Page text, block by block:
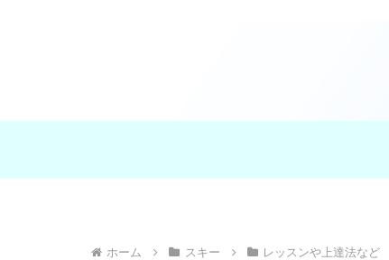
ホーム スキー レッスンや上達法など